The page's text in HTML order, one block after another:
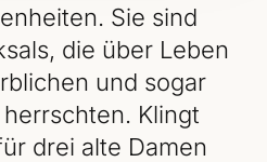
Sie sind
die über Leben
und sogar
Klingt
drei alte Damen